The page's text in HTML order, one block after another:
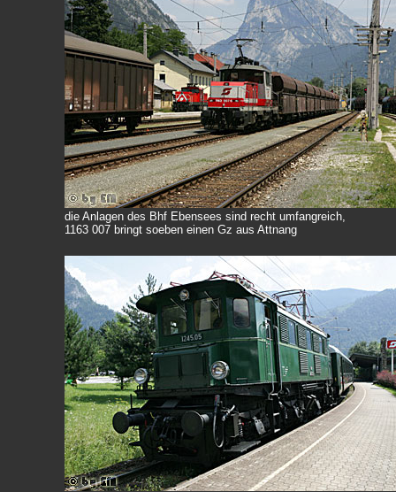
die Anlagen des Bhf Ebensees sind recht umfangreich,
1163 007 bringt soeben einen Gz aus Attnang